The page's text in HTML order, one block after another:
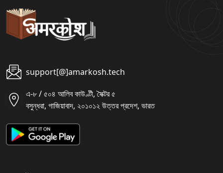
support[@]amarkosh.tech
এ-৮ / ৫০৪ আলিব কাউণ্টী, সৈক্টর ৫
বসুন্ধরা, গাজিয়াবাদ, ২০১০১২ উত্তর প্রদেশ, ভারত